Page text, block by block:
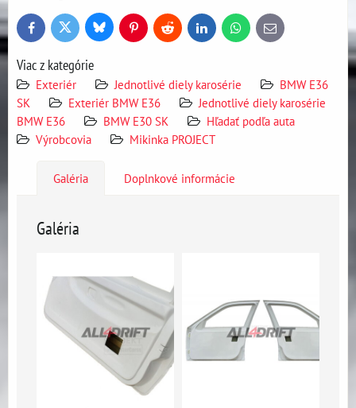
FacebookTwitter BlueskyPinterestReddit LinkedInWhatsApp
E-
mail
Viac z kategórie
Exteriér Jednotlivé diely karosérie
BMW E36
SK
Exteriér BMW E36
Jednotlivé diely karosérie
BMW E36
BMW E30 SK
Hľadať podľa auta
Výrobcovia
Mikinka PROJECT
Galéria Doplnkové informácie
Galéria